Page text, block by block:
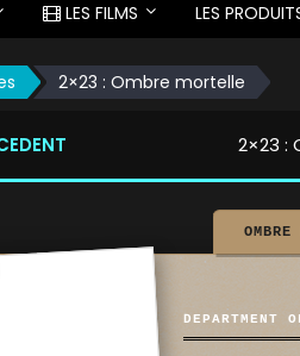
LES FILMS LES
2×23 : Ombre mortelle
2×23 :